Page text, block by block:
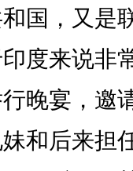
国，又是
度来说非
晚宴，邀
和后来担